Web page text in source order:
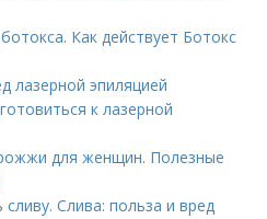
Как действует Ботокс
лазерной эпиляцией
к лазерной
для женщин. Полезные
Слива: польза и вред